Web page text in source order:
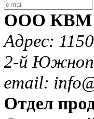
ООО КВМ
Адрес:
2-й
email:
Отдел